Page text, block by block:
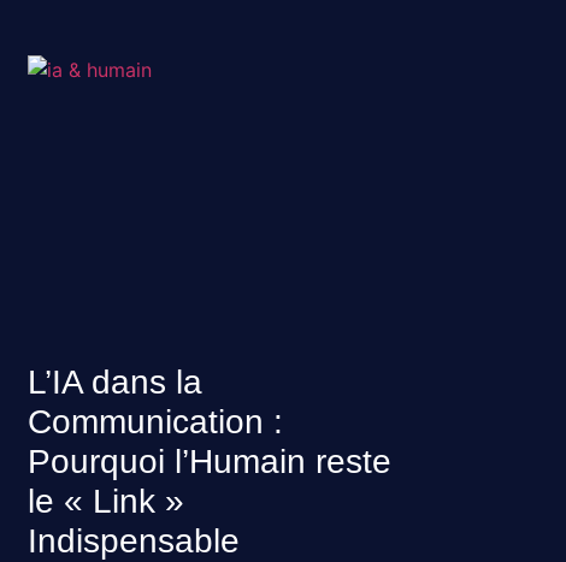
L’IA dans la
Communication :
Pourquoi l’Humain reste
le « Link »
Indispensable